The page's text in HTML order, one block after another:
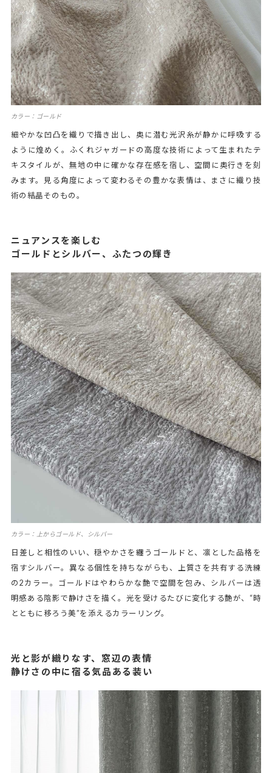
カラー：ゴールド
細やかな凹凸を織りで描き出し、奥に潜む光沢糸が静かに呼吸する
ように煌めく。ふくれジャガードの高度な技術によって生まれたテ
キスタイルが、無地の中に確かな存在感を宿し、空間に奥行きを刻
みます。見る角度によって変わるその豊かな表情は、まさに織り技
術の結晶そのもの。
ニュアンスを楽しむ
ゴールドとシルバー、ふたつの輝き
カラー：上からゴールド、シルバー
日差しと相性のいい、穏やかさを纏うゴールドと、凛とした品格を
宿すシルバー。異なる個性を持ちながらも、上質さを共有する洗練
の2カラー。ゴールドはやわらかな艶で空間を包み、シルバーは透
明感ある陰影で静けさを描く。光を受けるたびに変化する艶が、“時
とともに移ろう美”を添えるカラーリング。
光と影が織りなす、窓辺の表情
静けさの中に宿る気品ある装い